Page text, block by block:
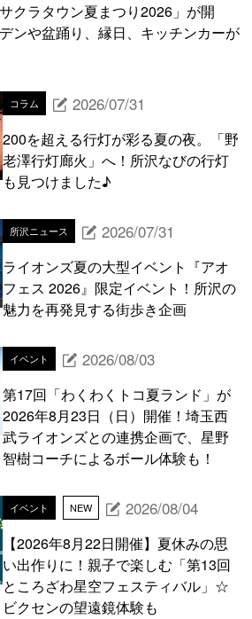
クラタウン夏まつり2026」が開
ンや盆踊り、縁日、キッチンカーが
コラム 2026/07/31
200を超える行灯が彩る夏の夜。「野
老澤行灯廊火」へ！所沢なびの行灯
も見つけました♪
所沢ニュース 2026/07/31
ライオンズ夏の大型イベント『アオ
フェス 2026』限定イベント！所沢の
魅力を再発見する街歩き企画
イベント 2026/08/03
第17回「わくわくトコ夏ランド」が
2026年8月23日（日）開催！埼玉西
武ライオンズとの連携企画で、星野
智樹コーチによるボール体験も！
イベント NEW 2026/08/04
【2026年8月22日開催】夏休みの思
い出作りに！親子で楽しむ「第13回
ところざわ星空フェスティバル」☆
ビクセンの望遠鏡体験も